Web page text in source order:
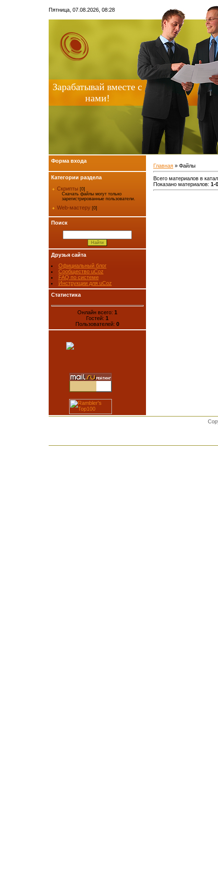
Пятница, 07.08.2026, 08:28
Зарабатывай вместе с
нами!
Форма входа
Категории раздела
Скрипты [0]
Скачать файлы могут только
зарегистрированные пользователи.
Web-мастеру [0]
Поиск
Друзья сайта
Официальный блог
Сообщество uCoz
FAQ по системе
Инструкции для uCoz
Статистика
Онлайн всего: 1
Гостей: 1
Пользователей: 0
Главная » Файлы
Всего материалов в
Показано материалов: 1-0